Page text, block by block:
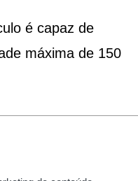
é capaz de
máxima de 150